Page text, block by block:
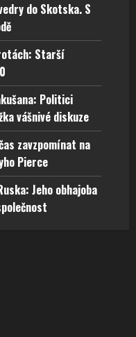
do Skotska. S
Starší
Politici
vášnivé diskuze
zavzpomínat na
Pierce
Jeho obhajoba